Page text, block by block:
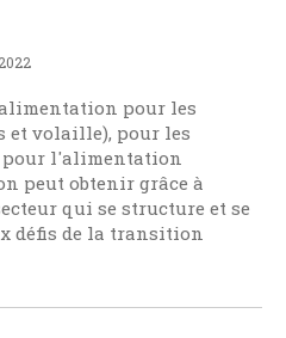
pour les
et volaille), pour les
pour l'alimentation
peut obtenir grâce à
qui se structure et se
défis de la transition